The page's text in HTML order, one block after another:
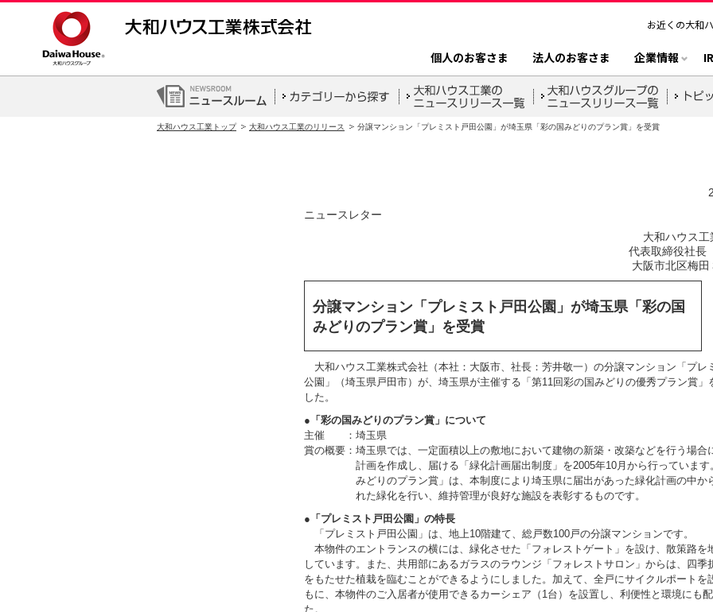
お近くの大和
個人のお客さま 法人のお客さま 企業情報
大和ハウス工業トップ 大和ハウス工業のリリース 分譲マンション「プレミスト戸田公園」が埼玉県「彩の国みどりのプラン賞」を受賞
ニュースレター
大和ハウス
代表取締役社
大阪市北区梅
分譲マンション「プレミスト戸田公園」が埼玉県「彩の国
みどりのプラン賞」を受賞
大和ハウス工業株式会社（本社：大阪市、社長：芳井敬一）の分譲マンション「プレ
公園」（埼玉県戸田市）が、埼玉県が主催する「第11回彩の国みどりの優秀プラン賞」
した。
●「彩の国みどりのプラン賞」について
主催 ：埼玉県
賞の概要：埼玉県では、一定面積以上の敷地において建物の新築・改築などを行う場合
計画を作成し、届ける「緑化計画届出制度」を2005年10月から行っています
みどりのプラン賞」 は、本制度により埼玉県に届出があった緑化計画の中か
れた緑化を行い、維持管理が良好な施設を表彰するものです。
●「プレミスト戸田公園」の特長
「プレミスト戸田公園」は、地上10階建て、総戸数100戸の分譲マンションです。
本物件のエントランスの横には、緑化させた「フォレストゲート」を設け、散策路を
しています。また、共用部にあるガラスのラウンジ「フォレストサロン」からは、四季
をもたせた植栽を臨むことができるようにしました。加えて、全戸にサイクルポートを
もに、本物件のご入居者が使用できるカーシェア（1台）を設置し、利便性と環境にも
た。